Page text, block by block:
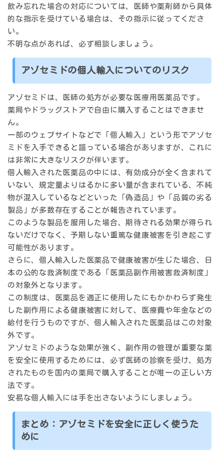
飲み忘れた場合の対応については、医師や薬剤師から具体
的な指示を受けている場合は、その指示に従ってくださ
い。
不明な点があれば、必ず相談しましょう。
アゾセミドの個人輸入についてのリスク
アゾセミドは、医師の処方が必要な医療用医薬品です。
薬局やドラッグストアで自由に購入することはできませ
ん。
一部のウェブサイトなどで「個人輸入」という形でアゾセ
ミドを入手できると謳っている場合がありますが、これに
は非常に大きなリスクが伴います。
個人輸入された医薬品の中には、有効成分が全く含まれて
いない、規定量よりはるかに多い量が含まれている、不純
物が混入しているなどといった「偽造品」や「品質の劣る
製品」が多数存在することが報告されています。
このような製品を服用した場合、期待される効果が得られ
ないだけでなく、予期しない重篤な健康被害を引き起こす
可能性があります。
さらに、個人輸入した医薬品で健康被害が生じた場合、日
本の公的な救済制度である「医薬品副作用被害救済制度」
の対象外となります。
この制度は、医薬品を適正に使用したにもかかわらず発生
した副作用による健康被害に対して、医療費や年金などの
給付を行うものですが、個人輸入された医薬品はこの対象
外です。
アゾセミドのような効果が強く、副作用の管理が重要な薬
を安全に使用するためには、必ず医師の診察を受け、処方
されたものを国内の薬局で購入することが唯一の正しい方
法です。
安易な個人輸入には手を出さないようにしましょう。
まとめ：アゾセミドを安全に正しく使うた
めに